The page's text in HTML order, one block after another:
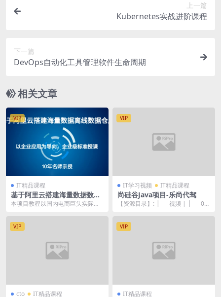
上一篇
Kubernetes实战进阶课程
下一篇
DevOps自动化工具管理软件生命周期
相关文章
VIP
IT精品课程
基于阿里云搭建海量数据数据
仓库（离线）教程 | 完结
本项目教程以国内电商巨头实际业
VIP
IT学习视频 IT精品课程
尚硅谷Java项目-乐尚代驾
【资源目录】: ├──视频 | ├──01-
VIP
cto IT精品课程
VIP
IT精品课程